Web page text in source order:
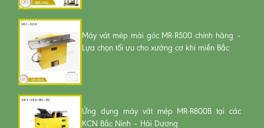
Máy vát mép mài góc MR-R500 chính hãng –
Lựa chọn tối ưu cho xưởng cơ khí miền Bắc
Ứng dụng máy vát mép MR-R800B tại các
KCN Bắc Ninh – Hải Dương